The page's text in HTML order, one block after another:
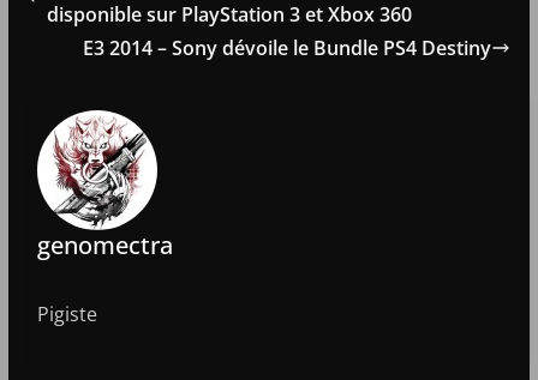
disponible sur PlayStation 3 et Xbox 360
E3 2014 – Sony dévoile le Bundle PS4 Destiny
genomectra
Pigiste